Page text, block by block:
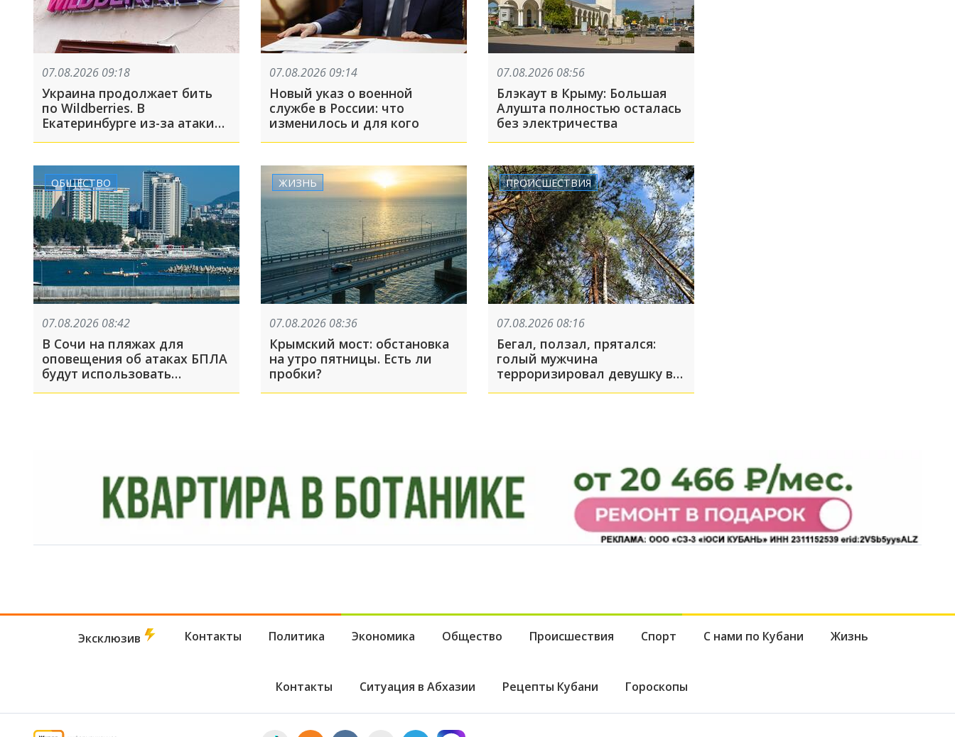
07.08.2026 09:18
Украина продолжает бить
по Wildberries. В
Екатеринбурге из-за атаки
БПЛА загорелся еще один
07.08.2026 09:14
Новый указ о военной
службе в России: что
изменилось и для кого
07.08.2026 08:56
Блэкаут в Крыму: Большая
Алушта полностью осталась
без электричества
ОБЩЕСТВО
07.08.2026 08:42
В Сочи на пляжах для
оповещения об атаках БПЛА
будут использовать
громкоговорители. Речь
ЖИЗНЬ
07.08.2026 08:36
Крымский мост: обстановка
на утро пятницы. Есть ли
пробки?
ПРОИСШЕСТВИЯ
07.08.2026 08:16
Бегал, ползал, прятался:
голый мужчина
терроризировал девушку в
сквере Краснодара
Эксклюзив Контакты Политика Экономика Общество Происшествия Спорт С нами по Кубани Жизнь
Контакты Ситуация в Абхазии Рецепты Кубани Гороскопы